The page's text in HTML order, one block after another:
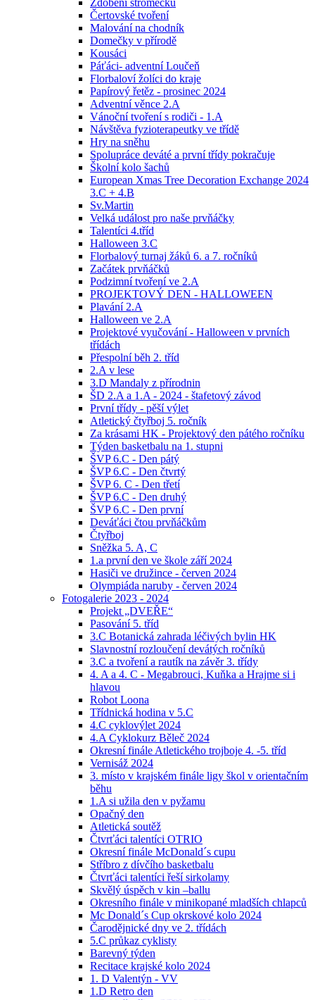
Čertovské tvoření
Malování na chodník
Domečky v přírodě
Kousáci
Páťáci- adventní Loučeň
Florbaloví žolíci do kraje
Papírový řetěz - prosinec 2024
Adventní věnce 2.A
Vánoční tvoření s rodiči - 1.A
Návštěva fyzioterapeutky ve třídě
Hry na sněhu
Spolupráce deváté a první třídy pokračuje
Školní kolo šachů
European Xmas Tree Decoration Exchange 2024
3.C + 4.B
Sv.Martin
Velká událost pro naše prvňáčky
Talentíci 4.tříd
Halloween 3.C
Florbalový turnaj žáků 6. a 7. ročníků
Začátek prvňáčků
Podzimní tvoření ve 2.A
PROJEKTOVÝ DEN - HALLOWEEN
Plavání 2.A
Halloween ve 2.A
Projektové vyučování - Halloween v prvních
třídách
Přespolní běh 2. tříd
2.A v lese
3.D Mandaly z přírodnin
ŠD 2.A a 1.A - 2024 - štafetový závod
První třídy - pěší výlet
Atletický čtyřboj 5. ročník
Za krásami HK - Projektový den pátého ročníku
Týden basketbalu na 1. stupni
ŠVP 6.C - Den pátý
ŠVP 6.C - Den čtvrtý
ŠVP 6. C - Den třetí
ŠVP 6.C - Den druhý
ŠVP 6.C - Den první
Deváťáci čtou prvňáčkům
Čtyřboj
Sněžka 5. A, C
1.a první den ve škole září 2024
Hasiči ve družince - červen 2024
Olympiáda naruby - červen 2024
Fotogalerie 2023 - 2024
Projekt „DVEŘE“
Pasování 5. tříd
3.C Botanická zahrada léčivých bylin HK
Slavnostní rozloučení devátých ročníků
3.C a tvoření a rautík na závěr 3. třídy
4. A a 4. C - Megabrouci, Kuňka a Hrajme si i
hlavou
Robot Loona
Třídnická hodina v 5.C
4.C cyklovýlet 2024
4.A Cyklokurz Běleč 2024
Okresní finále Atletického trojboje 4. -5. tříd
Vernisáž 2024
3. místo v krajském finále ligy škol v orientačním
běhu
1.A si užila den v pyžamu
Opačný den
Atletická soutěž
Čtvrťáci talentíci OTRIO
Okresní finále McDonald´s cupu
Stříbro z dívčího basketbalu
Čtvrťáci talentíci řeší sirkolamy
Skvělý úspěch v kin –ballu
Okresního finále v minikopané mladších chlapců
Mc Donald´s Cup okrskové kolo 2024
Čarodějnické dny ve 2. třídách
5.C průkaz cyklisty
Barevný týden
Recitace krajské kolo 2024
1. D Valentýn - VV
1.D Retro den